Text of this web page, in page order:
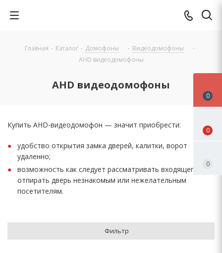
Главная - Каталог - Домофоны - Видеодомофоны
-
AHD видеодомофоны
AHD видеодомофоны
Купить AHD-видеодомофон — значит приобрести:
удобство открытия замка дверей, калитки, ворот
удаленно;
возможность как следует рассматривать входящего и не
отпирать дверь незнакомым или нежелательным
посетителям.
Фильтр
0
0
0